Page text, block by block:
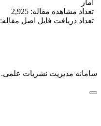
آمار
تعداد مشاهده مقاله: 2,925
تعداد دریافت فایل اصل مقاله: 7,536
سامانه مدیریت نشریات علمی.